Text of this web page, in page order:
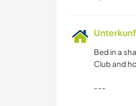
Bed in a
Club and
---